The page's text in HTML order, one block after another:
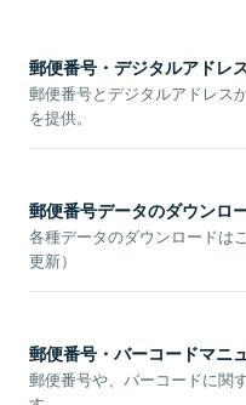
郵便番号・デジタルアドレ
郵便番号とデジタルアドレス
を提供。
郵便番号データのダウンロ
各種データのダウンロードは
更新）
郵便番号・バーコードマニ
郵便番号や、バーコードに関